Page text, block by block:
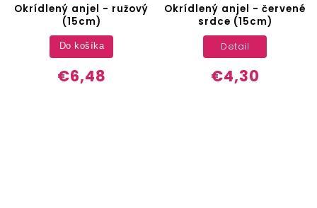
Okrídlený anjel - ružový
(15cm)
€6,48
Do košíka
Okrídlený anjel - červené
srdce (15cm)
€4,30
Detail